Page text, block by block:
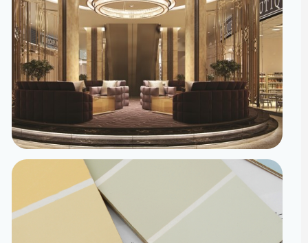
تصميم داخلي
مساحات مصممة لتعيش تفاصيلها